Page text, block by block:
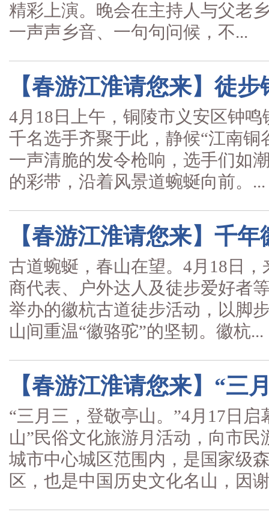
精彩上演。晚会在主持人与父老
一声声乡音、一句句问候，不...
【春游江淮请您来】徒
4月18日上午，铜陵市义安区钟
千名选手齐聚于此，静候“江南
一声清脆的发令枪响，选手们如
的彩带，沿着风景道蜿蜒向前。...
【春游江淮请您来】千
古道蜿蜒，春山在望。4月18日
商代表、户外达人及徒步爱好者
举办的徽杭古道徒步活动，以脚
山间重温“徽骆驼”的坚韧。徽杭...
【春游江淮请您来】“三
“三月三，登敬亭山。”4月17日启
山”民俗文化旅游月活动，向市
城市中心城区范围内，是国家级
区，也是中国历史文化名山，因